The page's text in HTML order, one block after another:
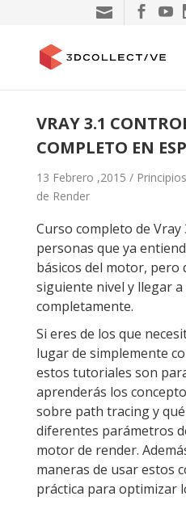
VRAY 3.1
COMPLETO EN
13 Febrero ,2015 /
de Render
Curso completo de Vray
personas que ya
básicos del motor, pero
siguiente nivel y llegar
completamente.
Si eres de los que
lugar de simplemente
estos tutoriales son
aprenderás los
sobre path tracing y
diferentes parámetros
motor de render.
maneras de usar estos
práctica para optimizar